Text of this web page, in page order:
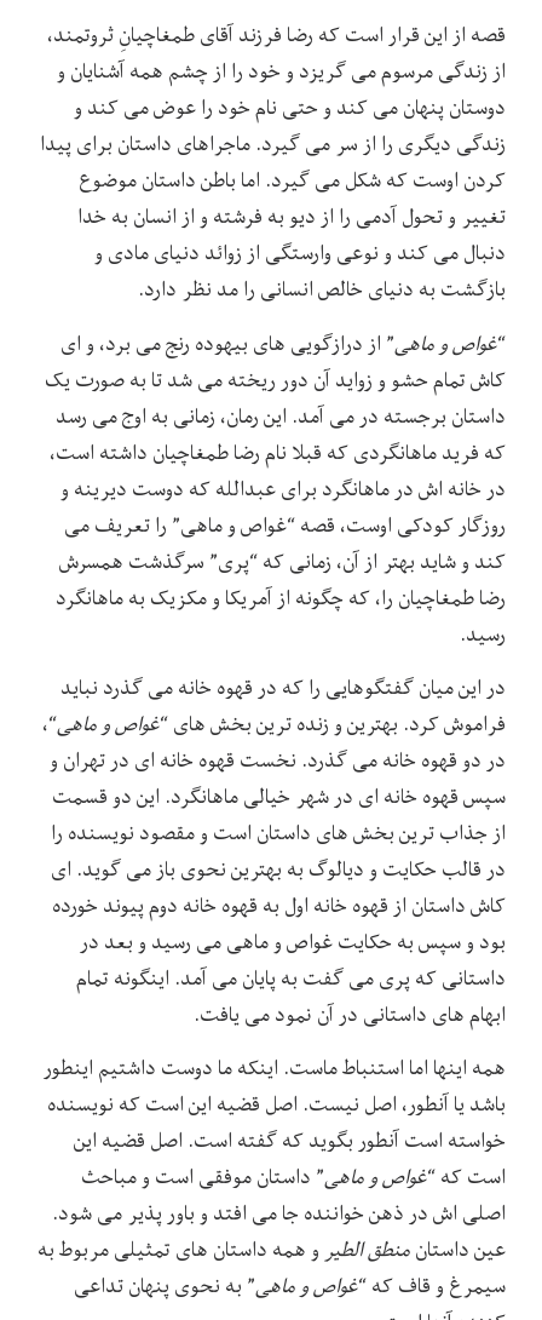
قصه از این قرار است که رضا فرزند آقای طمغاچیانِ ثروتمند،
از زندگی مرسوم می گریزد و خود را از چشم همه آشنایان و
دوستان پنهان می کند و حتی نام خود را عوض می کند و
زندگی دیگری را از سر می گیرد. ماجراهای داستان برای پیدا
کردن اوست که شکل می گیرد. اما باطن داستان موضوع
تغییر و تحول آدمی را از دیو به فرشته و از انسان به خدا
دنبال می کند و نوعی وارستگی از زوائد دنیای مادی و
بازگشت به دنیای خالص انسانی را مد نظر دارد.
“غواص و ماهی” از درازگویی های بیهوده رنج می برد، و ای
کاش تمام حشو و زواید آن دور ریخته می شد تا به صورت یک
داستان برجسته در می آمد. این رمان، زمانی به اوج می رسد
که فرید ماهانگردی که قبلا نام رضا طمغاچیان داشته است،
در خانه اش در ماهانگرد برای عبدالله که دوست دیرینه و
روزگار کودکی اوست، قصه “غواص و ماهی” را تعریف می
کند و شاید بهتر از آن، زمانی که “پری” سرگذشت همسرش
رضا طمغاچیان را، که چگونه از آمریکا و مکزیک به ماهانگرد
رسید.
در این میان گفتگوهایی را که در قهوه خانه می گذرد نباید
فراموش کرد. بهترین و زنده ترین بخش های “غواص و ماهی“،
در دو قهوه خانه می گذرد. نخست قهوه خانه ای در تهران و
سپس قهوه خانه ای در شهر خیالی ماهانگرد. این دو قسمت
از جذاب ترین بخش های داستان است و مقصود نویسنده را
در قالب حکایت و دیالوگ به بهترین نحوی باز می گوید. ای
کاش داستان از قهوه خانه اول به قهوه خانه دوم پیوند خورده
بود و سپس به حکایت غواص و ماهی می رسید و بعد در
داستانی که پری می گفت به پایان می آمد. اینگونه تمام
ابهام های داستانی در آن نمود می یافت.
همه اینها اما استنباط ماست. اینکه ما دوست داشتیم اینطور
باشد یا آنطور، اصل نیست. اصل قضیه این است که نویسنده
خواسته است آنطور بگوید که گفته است. اصل قضیه این
است که “غواص و ماهی” داستان موفقی است و مباحث
اصلی اش در ذهن خواننده جا می افتد و باور پذیر می شود.
عین داستانمنطق الطیر و همه داستان های تمثیلی مربوط به
سیمرغ و قاف که “غواص و ماهی” به نحوی پنهان تداعی